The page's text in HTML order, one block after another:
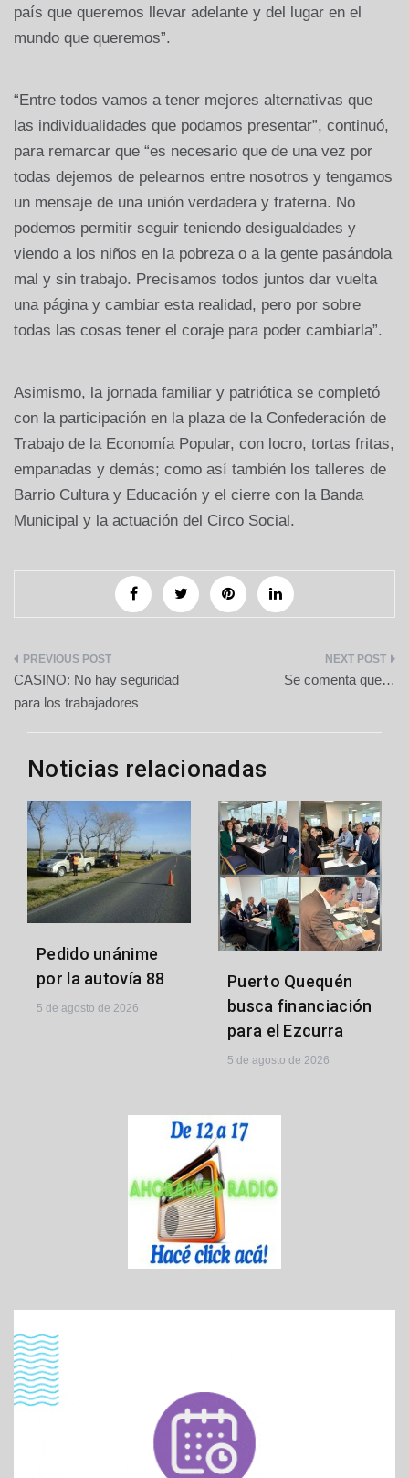
país que queremos llevar adelante y del lugar en el
mundo que queremos”.
“Entre todos vamos a tener mejores alternativas que
las individualidades que podamos presentar”, continuó,
para remarcar que “es necesario que de una vez por
todas dejemos de pelearnos entre nosotros y tengamos
un mensaje de una unión verdadera y fraterna. No
podemos permitir seguir teniendo desigualdades y
viendo a los niños en la pobreza o a la gente pasándola
mal y sin trabajo. Precisamos todos juntos dar vuelta
una página y cambiar esta realidad, pero por sobre
todas las cosas tener el coraje para poder cambiarla”.
Asimismo, la jornada familiar y patriótica se completó
con la participación en la plaza de la Confederación de
Trabajo de la Economía Popular, con locro, tortas fritas,
empanadas y demás; como así también los talleres de
Barrio Cultura y Educación y el cierre con la Banda
Municipal y la actuación del Circo Social.
Navegación
de
entradas
CASINO: No hay seguridad
para los trabajadores
Se comenta que…
Noticias relacionadas
Pedido unánime
por la autovía 88
5 de agosto de 2026
Puerto Quequén
busca financiación
para el Ezcurra
5 de agosto de 2026